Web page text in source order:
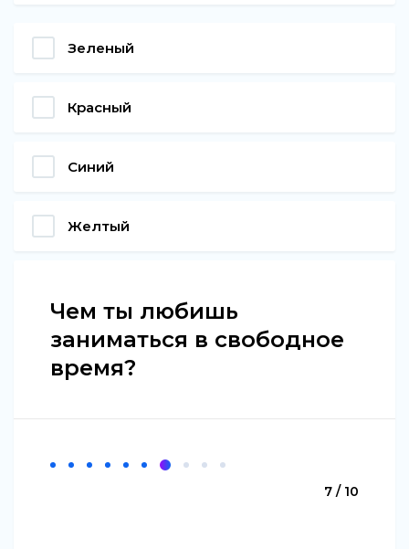
Зеленый
Красный
Синий
Желтый
Чем ты любишь
заниматься в свободное
время?
7 / 10